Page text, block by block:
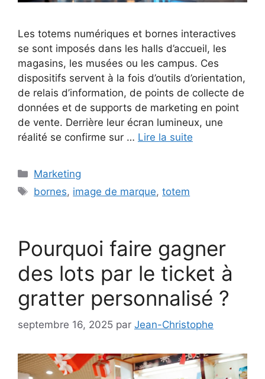
Les totems numériques et bornes interactives
se sont imposés dans les halls d’accueil, les
magasins, les musées ou les campus. Ces
dispositifs servent à la fois d’outils d’orientation,
de relais d’information, de points de collecte de
données et de supports de marketing en point
de vente. Derrière leur écran lumineux, une
réalité se confirme sur … Lire la suite
Catégories
Marketing
Étiquettes
bornes, image de marque,totem
Pourquoi faire gagner
des lots par le ticket à
gratter personnalisé ?
septembre 16, 2025 par Jean-Christophe